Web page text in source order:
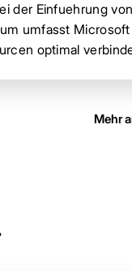
der Einfuehrung
umfasst
optimal
Mehr